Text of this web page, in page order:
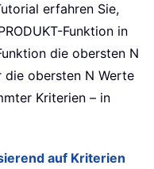
erfahren Sie,
Funktion in
die obersten N
die obersten N Werte
Kriterien – in
auf Kriterien